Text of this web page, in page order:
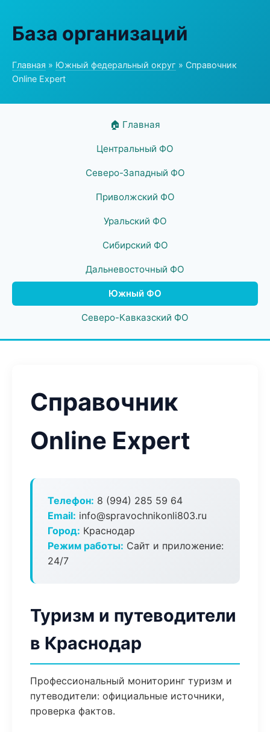
База организаций
Главная » Южный федеральный округ » Справочник
Online Expert
🏠 Главная
Центральный ФО
Северо-Западный ФО
Приволжский ФО
Уральский ФО
Сибирский ФО
Дальневосточный ФО
Южный ФО
Северо-Кавказский ФО
Справочник
Online Expert
Телефон: 8 (994) 285 59 64
Email: info@spravochnikonli803.ru
Город: Краснодар
Режим работы: Сайт и приложение:
24/7
Туризм и путеводители
в Краснодар
Профессиональный мониторинг туризм и
путеводители: официальные источники,
проверка фактов.